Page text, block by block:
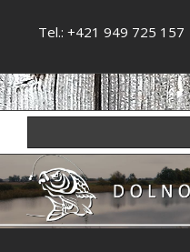
Tel.: +421 949 725 157